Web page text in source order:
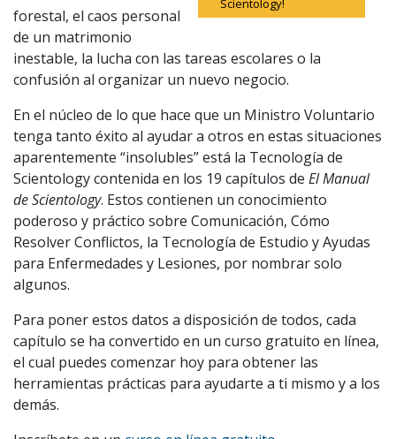
Scientology!
forestal, el caos personal
de un matrimonio
inestable, la lucha con las tareas escolares o la
confusión al organizar un nuevo negocio.
En el núcleo de lo que hace que un Ministro Voluntario
tenga tanto éxito al ayudar a otros en estas situaciones
aparentemente “insolubles” está la Tecnología de
Scientology contenida en los 19 capítulos de El Manual
de Scientology. Estos contienen un conocimiento
poderoso y práctico sobre Comunicación, Cómo
Resolver Conflictos, la Tecnología de Estudio y Ayudas
para Enfermedades y Lesiones, por nombrar solo
algunos.
Para poner estos datos a disposición de todos, cada
capítulo se ha convertido en un curso gratuito en línea,
el cual puedes comenzar hoy para obtener las
herramientas prácticas para ayudarte a ti mismo y a los
demás.